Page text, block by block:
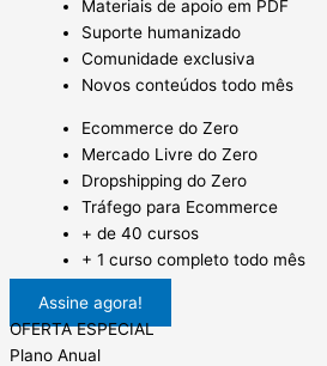
Materiais de apoio em PDF
Suporte humanizado
Comunidade exclusiva
Novos conteúdos todo mês
Ecommerce do Zero
Mercado Livre do Zero
Dropshipping do Zero
Tráfego para Ecommerce
+ de 40 cursos
+ 1 curso completo todo mês
Assine agora!
OFERTA ESPECIAL
Plano Anual